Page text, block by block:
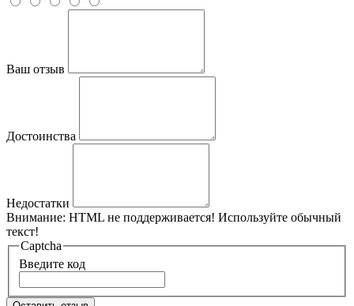
Ваш отзыв
Достоинства
Недостатки
Внимание: HTML не поддерживается! Используйте обычный
текст!
Captcha
Введите код